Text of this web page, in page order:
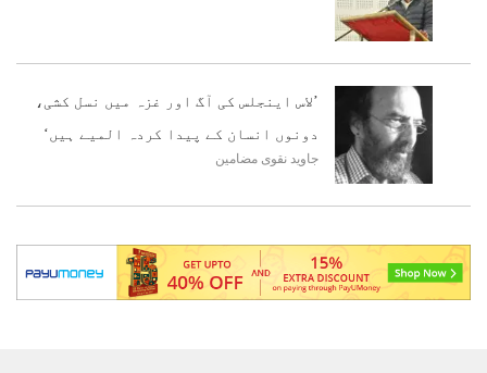
’لاس اینجلس کی آگ اور غزہ میں نسل کشی،
دونوں انسان کے پیدا کردہ المیے ہیں‘
جاوید نقوی مضامین